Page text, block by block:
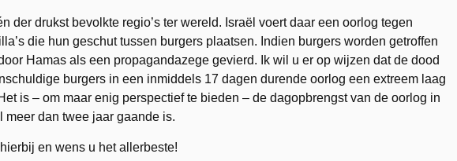
der drukst bevolkte regio’s ter wereld. Israël voert daar een oorlog tegen
die hun geschut tussen burgers plaatsen. Indien burgers worden getroffen
Hamas als een propagandazege gevierd. Ik wil u er op wijzen dat de dood
burgers in een inmiddels 17 dagen durende oorlog een extreem laag
is – om maar enig perspectief te bieden – de dagopbrengst van de oorlog in
meer dan twee jaar gaande is.
hierbij en wens u het allerbeste!